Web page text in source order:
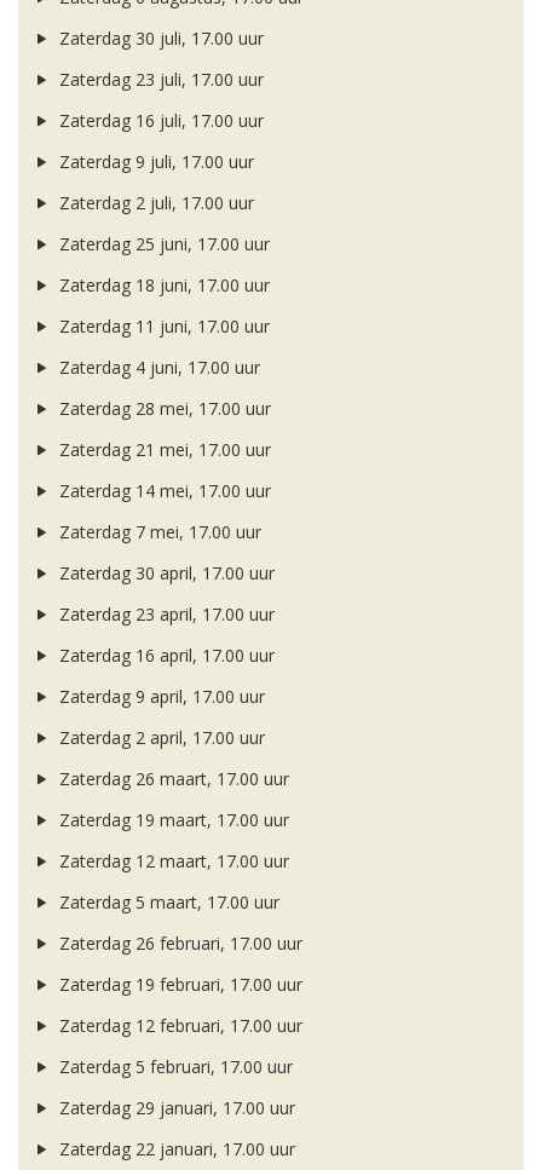
Zaterdag 30 juli, 17.00 uur
Zaterdag 23 juli, 17.00 uur
Zaterdag 16 juli, 17.00 uur
Zaterdag 9 juli, 17.00 uur
Zaterdag 2 juli, 17.00 uur
Zaterdag 25 juni, 17.00 uur
Zaterdag 18 juni, 17.00 uur
Zaterdag 11 juni, 17.00 uur
Zaterdag 4 juni, 17.00 uur
Zaterdag 28 mei, 17.00 uur
Zaterdag 21 mei, 17.00 uur
Zaterdag 14 mei, 17.00 uur
Zaterdag 7 mei, 17.00 uur
Zaterdag 30 april, 17.00 uur
Zaterdag 23 april, 17.00 uur
Zaterdag 16 april, 17.00 uur
Zaterdag 9 april, 17.00 uur
Zaterdag 2 april, 17.00 uur
Zaterdag 26 maart, 17.00 uur
Zaterdag 19 maart, 17.00 uur
Zaterdag 12 maart, 17.00 uur
Zaterdag 5 maart, 17.00 uur
Zaterdag 26 februari, 17.00 uur
Zaterdag 19 februari, 17.00 uur
Zaterdag 12 februari, 17.00 uur
Zaterdag 5 februari, 17.00 uur
Zaterdag 29 januari, 17.00 uur
Zaterdag 22 januari, 17.00 uur